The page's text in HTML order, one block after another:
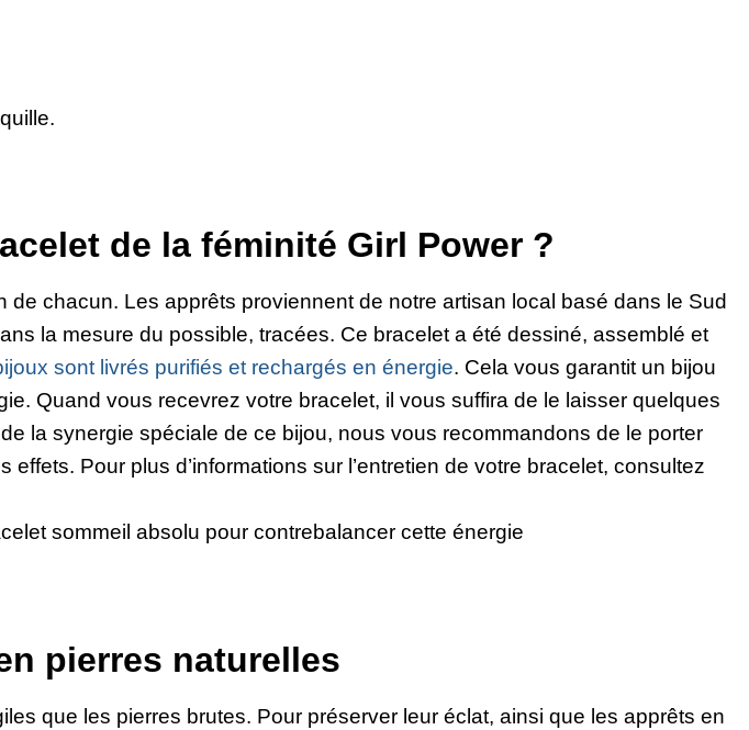
de la féminité Girl Power ?
chacun. Les apprêts proviennent de notre artisan local basé dans le Sud
la mesure du possible, tracées. Ce bracelet a été dessiné, assemblé et
sont livrés purifiés et rechargés en énergie. Cela vous garantit un bijou
Quand vous recevrez votre bracelet, il vous suffira de le laisser quelques
la synergie spéciale de ce bijou, nous vous recommandons de le porter
effets. Pour plus d’informations sur l’entretien de votre bracelet, consultez
sommeil absolu pour contrebalancer cette énergie
pierres naturelles
que les pierres brutes. Pour préserver leur éclat, ainsi que les apprêts en